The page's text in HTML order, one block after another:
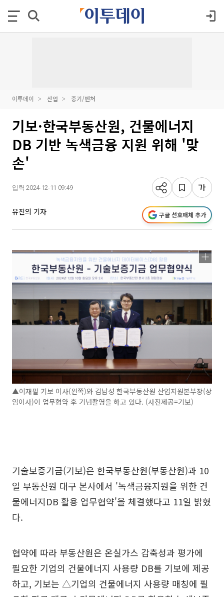
이투데이 산업 중기/벤처
기보·한국부동산원, 건물에너지
DB 기반 녹색금융 지원 위해 '맞
손'
입력 2024-12-11 09:49
유진의 기자 구글 선호매체 추가
▲이재필 기보 이사(왼쪽)와 김남성 한국부동산원 산업지원본부장(상
임이사)이 업무협약 후 기념촬영을 하고 있다. (사진제공=기보)
기술보증기금(기보)은 한국부동산원(부동산원)과 10
일 부동산원 대구 본사에서 '녹색금융지원을 위한 건
물에너지DB 활용 업무협약'을 체결했다고 11일 밝혔
다.
협약에 따라 부동산원은 온실가스 감축성과 평가에
필요한 기업의 건물에너지 사용량 DB를 기보에 제공
하고, 기보는 △기업의 건물에너지 사용량 매칭에 필